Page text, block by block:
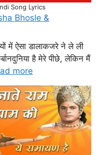
Song Lyrics
Bhosle &
में ऐसा डालाकजरे ने ले ली
है मेरे पीछे, लेकिन मैं
more